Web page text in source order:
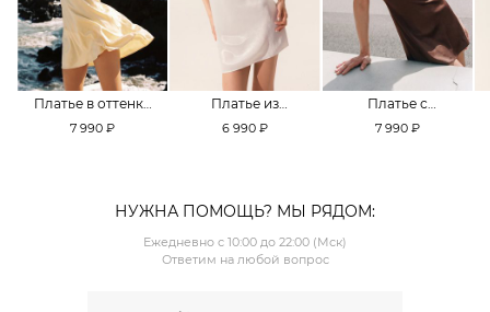
Платье в оттенке
Pale Banana
7 990 ₽
Платье из
смесовой вискозы
6 990 ₽
Платье с
кружевной
7 990 ₽
НУЖНА ПОМОЩЬ? МЫ РЯДОМ:
Ежедневно с 10:00 до 22:00 (Мск)
Ответим на любой вопрос